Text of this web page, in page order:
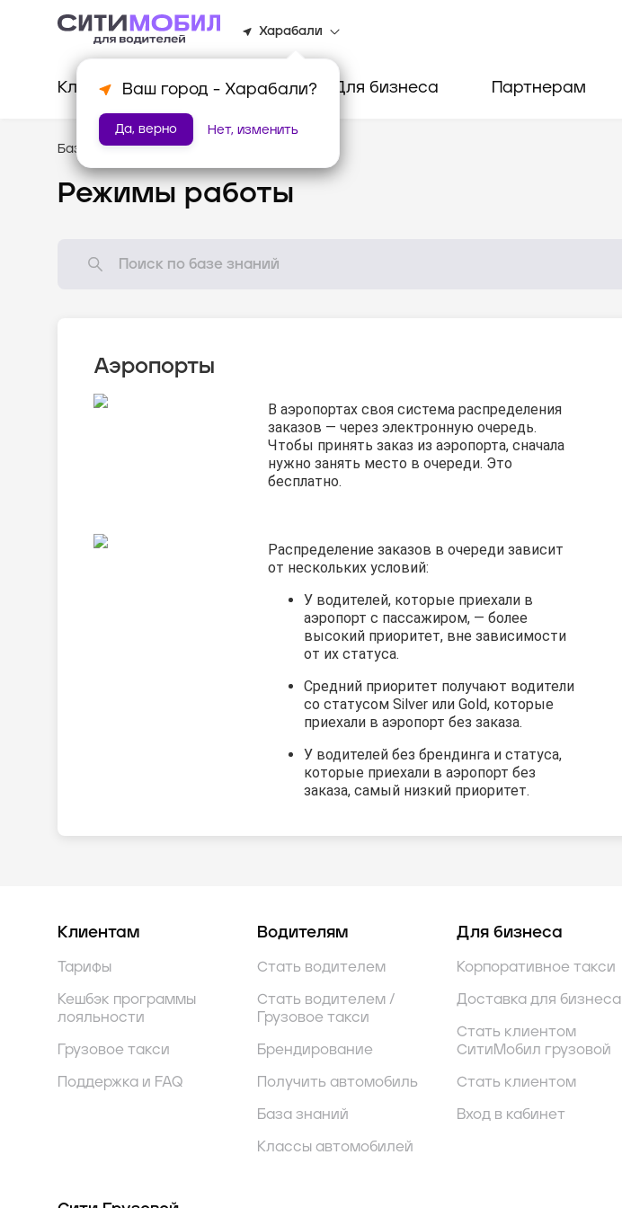
Харабали
Ваш город - Харабали?
Да, верно Нет, изменить
Клиентам Водителям Для бизнеса Партнерам
База знаний /Как всё устроено?
Режимы работы
Аэропорты
В аэропортах своя система распределения
заказов — через электронную очередь.
Чтобы принять заказ из аэропорта, сначала
нужно занять место в очереди. Это
бесплатно.
Распределение заказов в очереди зависит
от нескольких условий:
У водителей, которые приехали в
аэропорт с пассажиром, — более
высокий приоритет, вне зависимости
от их статуса.
Средний приоритет получают водители
со статусом Silver или Gold, которые
приехали в аэропорт без заказа.
У водителей без брендинга и статуса,
которые приехали в аэропорт без
заказа, самый низкий приоритет.
Клиентам
Тарифы
Кешбэк программы
лояльности
Грузовое такси
Поддержка и FAQ
Водителям
Стать водителем
Стать водителем /
Грузовое такси
Брендирование
Получить автомобиль
База знаний
Классы автомобилей
Для бизнеса
Корпоративное такси
Доставка для бизнеса
Стать клиентом
СитиМобил грузовой
Стать клиентом
Вход в кабинет